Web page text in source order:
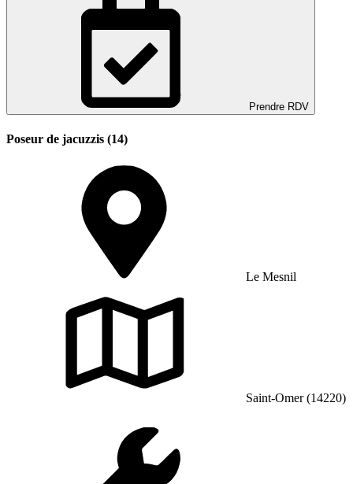
Prendre RDV
Poseur de jacuzzis (14)
Le Mesnil
Saint-Omer (14220)